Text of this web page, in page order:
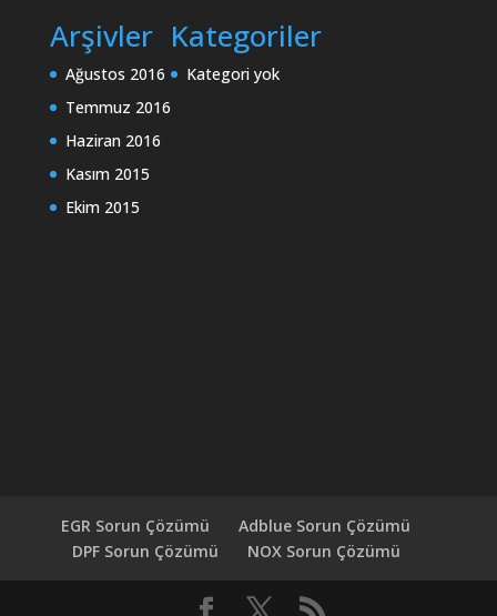
Arşivler
Ağustos 2016
Temmuz 2016
Haziran 2016
Kasım 2015
Ekim 2015
Kategoriler
Kategori yok
EGR Sorun Çözümü
Adblue Sorun Çözümü
DPF Sorun Çözümü
NOX Sorun Çözümü